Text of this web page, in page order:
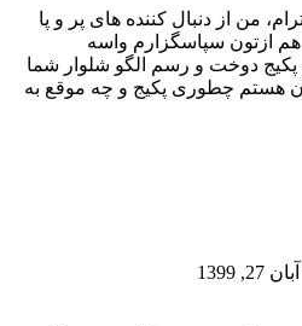
من از دنبال کننده های پر و پا
ازتون سپاسگزارم واسه
پکیج دوخت و رسم الگو شلوار شما
هستم چطوری پکیج و چه موقع به
آبان 27, 1399